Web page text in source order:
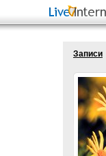
Записи